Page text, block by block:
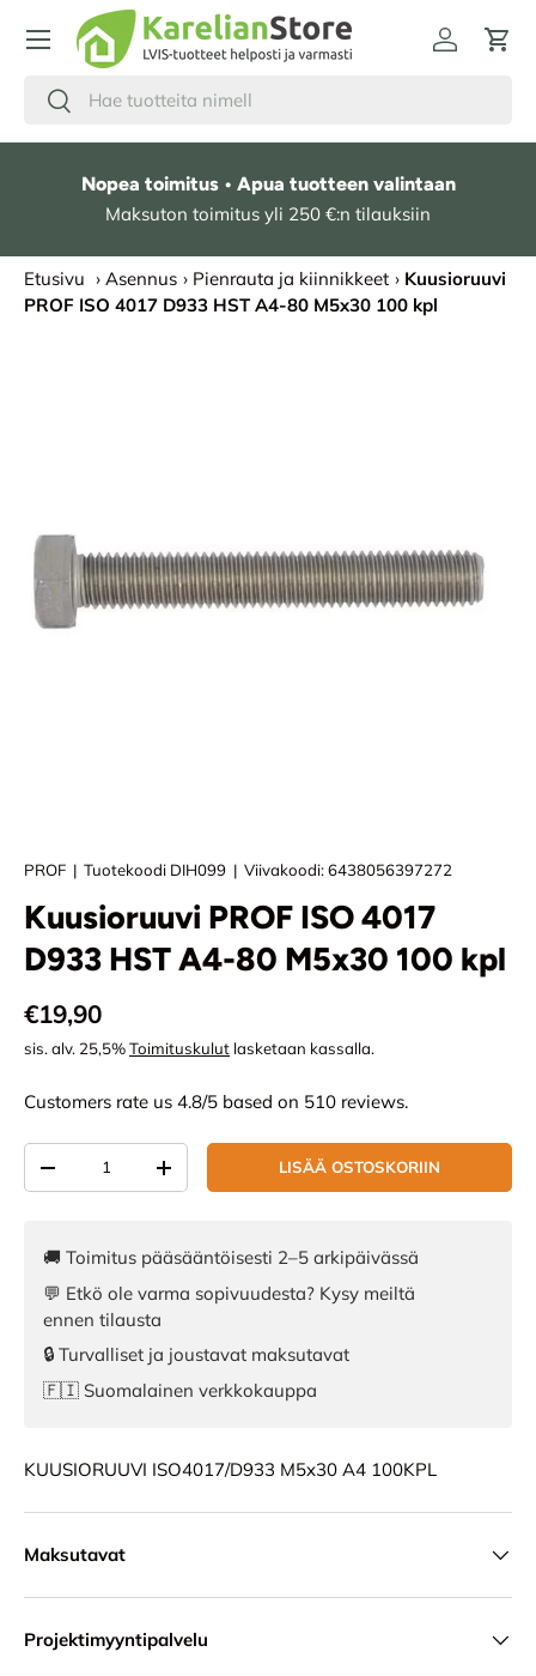
HYPPÄÄ SISÄLTÖÖN
Hae
Etsi
Kirjaudu
Nopea toimitus • Apua tuotteen valintaan
Maksuton toimitus yli 250 €:n tilauksiin
Etusivu › Asennus › Pienrauta ja kiinnikkeet › Kuusioruuvi
PROF ISO 4017 D933 HST A4-80 M5x30 100 kpl
PROF | Tuotekoodi DIH099 | Viivakoodi:6438056397272
Kuusioruuvi PROF ISO 4017
D933 HST A4-80 M5x30 100 kpl
Normaali hinta
€19,90
sis. alv. 25,5%Toimituskulut lasketaan kassalla.
Customers rate us 4.8/5 based on 510 reviews.
VÄHENNÄ MÄÄRÄÄLISÄÄ MÄÄRÄÄLISÄÄ OSTOSKORIIN
🚚 Toimitus pääsääntöisesti 2–5 arkipäivässä
💬 Etkö ole varma sopivuudesta? Kysy meiltä
ennen tilausta
🔒 Turvalliset ja joustavat maksutavat
🇫🇮 Suomalainen verkkokauppa
KUUSIORUUVI ISO4017/D933 M5x30 A4 100KPL
Maksutavat
Projektimyyntipalvelu